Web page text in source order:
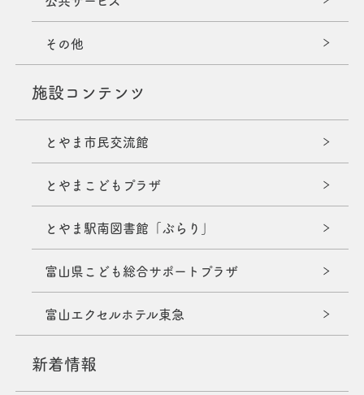
その他
施設コンテンツ
とやま市民交流館
とやまこどもプラザ
とやま駅南図書館「ぶらり」
富山県こども総合サポートプラザ
富山エクセルホテル東急
新着情報